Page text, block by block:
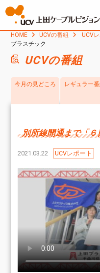
HOME UCVの番組 UCV
プラスチック
UCVの番組
今月の見どころ レギュラー番
別所線開通まで「
2021.03.22 UCVレポート